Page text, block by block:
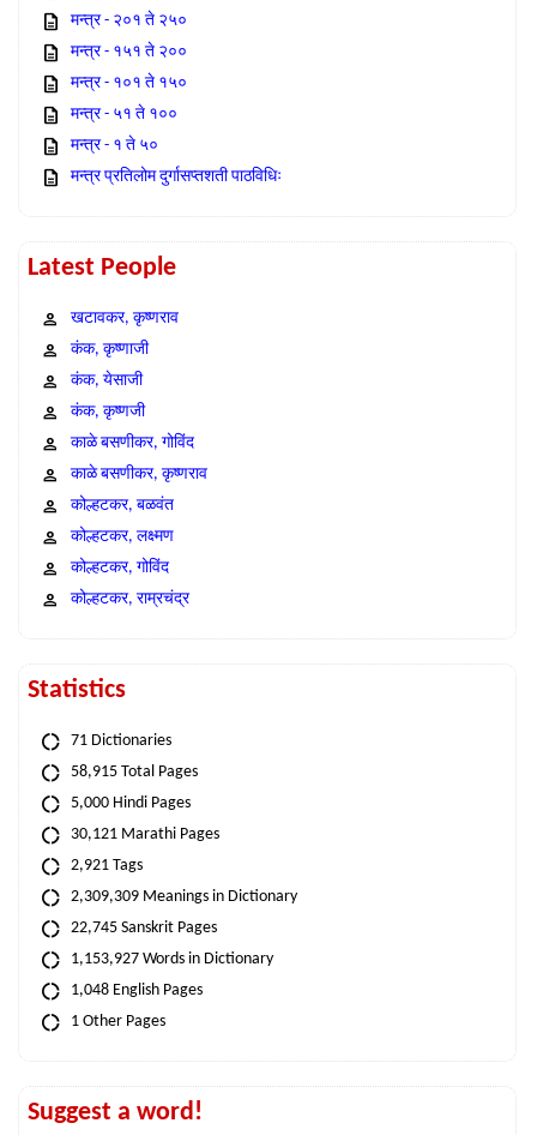
मन्त्र - २०१ ते २५०
मन्त्र - १५१ ते २००
मन्त्र - १०१ ते १५०
मन्त्र - ५१ ते १००
मन्त्र - १ ते ५०
मन्त्र प्रतिलोम दुर्गासप्तशती पाठविधिः
Latest People
खटावकर, कृष्णराव
कंक, कृष्णाजी
कंक, येसाजी
कंक, कृष्णजी
काळे बसणीकर, गोविंद
काळे बसणीकर, कृष्णराव
कोल्हटकर, बळवंत
कोल्हटकर, लक्ष्मण
कोल्हटकर, गोविंद
कोल्हटकर, राम्रचंद्र
Statistics
71 Dictionaries
58,915 Total Pages
5,000 Hindi Pages
30,121 Marathi Pages
2,921 Tags
2,309,309 Meanings in Dictionary
22,745 Sanskrit Pages
1,153,927 Words in Dictionary
1,048 English Pages
1 Other Pages
Suggest a word!